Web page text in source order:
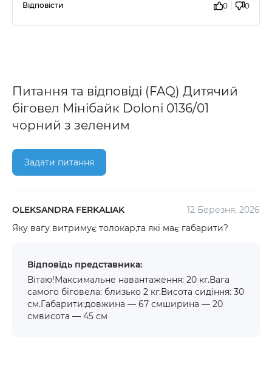
Відповісти 0 0
Питання та відповіді (FAQ) Дитячий
біговел Мінібайк Doloni 0136/01
чорний з зеленим
Задати питання
OLEKSANDRA FERKALIAK
12 Березня, 2026
Яку вагу витримує толокар,та які має габарити?
Відповідь представника:
Вітаю!Максимальне навантаження: 20 кг.Вага
самого біговела: близько 2 кг.Висота сидіння: 30
см.Габарити:довжина — 67 смширина — 20
смвисота — 45 см